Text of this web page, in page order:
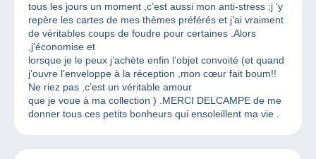
tous les jours un moment ,c’est aussi mon anti-stress :j ‘y
repère les cartes de mes thèmes préférés et j’ai vraiment
de véritables coups de foudre pour certaines .Alors
,j’économise et
lorsque je le peux j’achète enfin l’objet convoité (et quand
j’ouvre l’enveloppe à la réception ,mon cœur fait boum!!
Ne riez pas ,c’est un véritable amour
que je voue à ma collection ) .MERCI DELCAMPE de me
donner tous ces petits bonheurs qui ensoleillent ma vie .